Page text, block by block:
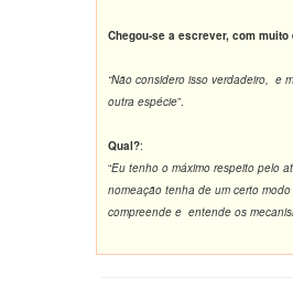
Chegou-se a escrever, com
“Não considero isso verdadeiro, e
outra espécie”.
Qual?:
“Eu tenho o máximo respeito pelo
nomeação tenha de um certo
compreende e entende os